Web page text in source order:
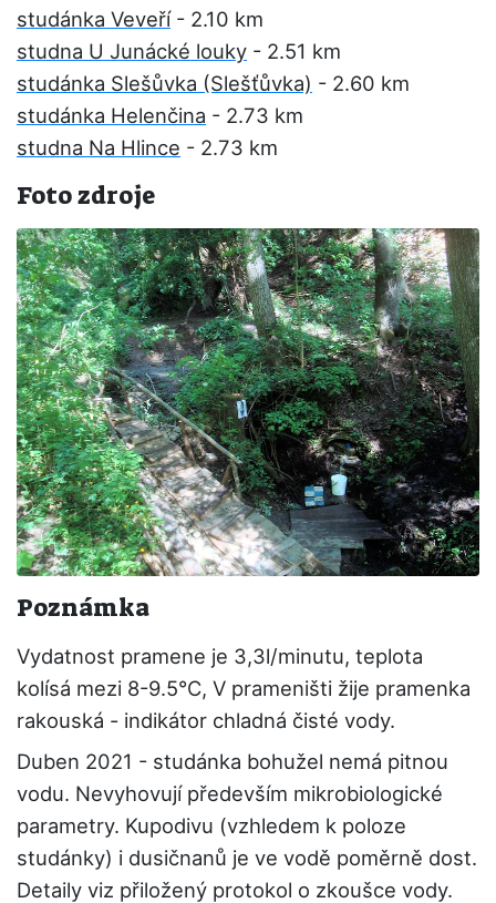
studánka Veveří- 2.10 km
studna U Junácké louky - 2.51 km
studánka Slešůvka (Slešťůvka) - 2.60 km
studánka Helenčina - 2.73 km
studna Na Hlince - 2.73 km
Foto zdroje
Poznámka
Vydatnost pramene je 3,3l/minutu, teplota
kolísá mezi 8-9.5°C, V prameništi žije pramenka
rakouská - indikátor chladná čisté vody.
Duben 2021 - studánka bohužel nemá pitnou
vodu. Nevyhovují především mikrobiologické
parametry. Kupodivu (vzhledem k poloze
studánky) i dusičnanů je ve vodě poměrně dost.
Detaily viz přiložený protokol o zkoušce vody.